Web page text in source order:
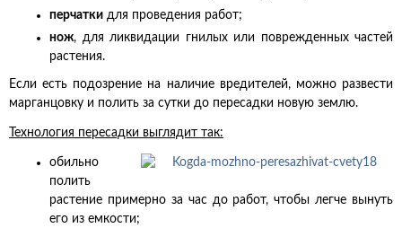
перчатки для проведения работ;
нож, для ликвидации гнилых или поврежденных частей
растения.
Если есть подозрение на наличие вредителей, можно развести
марганцовку и полить за сутки до пересадки новую землю.
Технология пересадки выглядит так:
обильно
полить
растение примерно за час до работ, чтобы легче вынуть
его из емкости;